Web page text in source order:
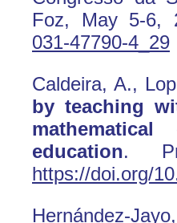
Foz, May 5-6,
031-47790-4_29
Caldeira, A.,
by teaching
education.
https://doi.org/
Hernández-